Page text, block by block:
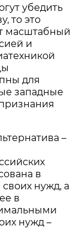
убедить
то это
масштабный
и
для
западные
–
в
нужд, а
в
нужд –